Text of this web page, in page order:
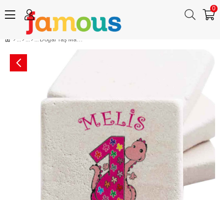
0
Doğal Taş Magnet İsim Baskılı 1 Yaş Doğum Günü Hedizyesi Dinozor